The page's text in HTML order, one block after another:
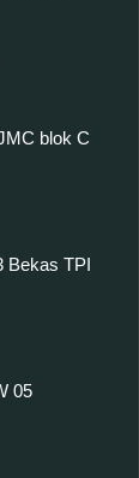
blok C
Bekas TPI
05